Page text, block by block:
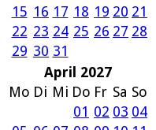
15 16 17 18 19 20 21
22 23 24 25 26 27 28
29 30 31
April 2027
Mo Di Mi Do Fr Sa So
01 02 03 04